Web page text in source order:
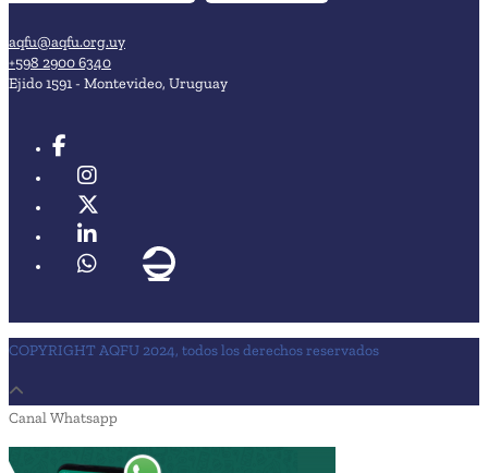
aqfu@aqfu.org.uy
+598 2900 6340
Ejido 1591 - Montevideo, Uruguay
COPYRIGHT AQFU 2024, todos los derechos reservados
Canal Whatsapp